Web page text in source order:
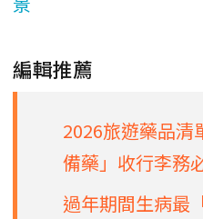
編輯推薦
2026旅遊藥品清
備藥」收行李務
過年期間生病最